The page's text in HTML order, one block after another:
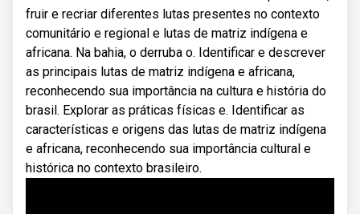
fruir e recriar diferentes lutas presentes no contexto
comunitário e regional e lutas de matriz indígena e
africana. Na bahia, o derruba o. Identificar e descrever
as principais lutas de matriz indígena e africana,
reconhecendo sua importância na cultura e história do
brasil. Explorar as práticas físicas e. Identificar as
características e origens das lutas de matriz indígena
e africana, reconhecendo sua importância cultural e
histórica no contexto brasileiro.